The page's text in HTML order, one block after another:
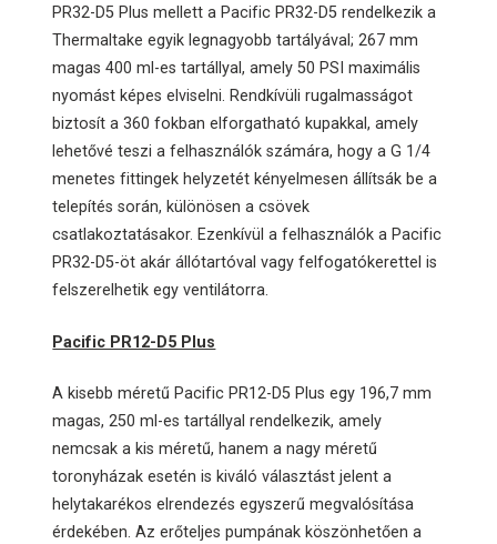
PR32-D5 Plus mellett a Pacific PR32-D5 rendelkezik a
Thermaltake egyik legnagyobb tartályával; 267 mm
magas 400 ml-es tartállyal, amely 50 PSI maximális
nyomást képes elviselni. Rendkívüli rugalmasságot
biztosít a 360 fokban elforgatható kupakkal, amely
lehetővé teszi a felhasználók számára, hogy a G 1/4
menetes fittingek helyzetét kényelmesen állítsák be a
telepítés során, különösen a csövek
csatlakoztatásakor. Ezenkívül a felhasználók a Pacific
PR32-D5-öt akár állótartóval vagy felfogatókerettel is
felszerelhetik egy ventilátorra.
Pacific PR12-D5 Plus
A kisebb méretű Pacific PR12-D5 Plus egy 196,7 mm
magas, 250 ml-es tartállyal rendelkezik, amely
nemcsak a kis méretű, hanem a nagy méretű
toronyházak esetén is kiváló választást jelent a
helytakarékos elrendezés egyszerű megvalósítása
érdekében. Az erőteljes pumpának köszönhetően a